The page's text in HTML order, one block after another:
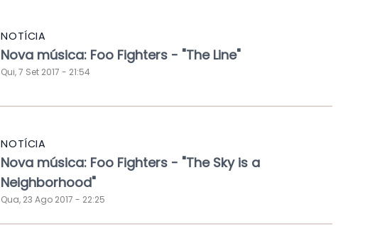
NOTÍCIA
Nova música: Foo Fighters - "The Line"
Qui, 7 Set 2017 - 21:54
NOTÍCIA
Nova música: Foo Fighters - "The Sky is a
Neighborhood"
Qua, 23 Ago 2017 - 22:25